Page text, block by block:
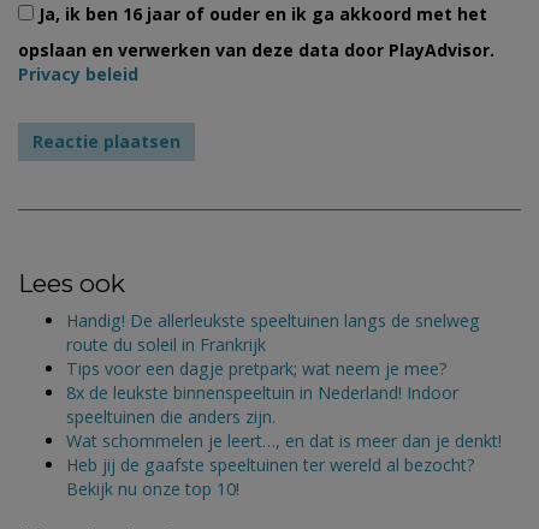
Ja, ik ben 16 jaar of ouder en ik ga akkoord met het
opslaan en verwerken van deze data door PlayAdvisor.
Privacy beleid
Lees ook
Handig! De allerleukste speeltuinen langs de snelweg
route du soleil in Frankrijk
Tips voor een dagje pretpark; wat neem je mee?
8x de leukste binnenspeeltuin in Nederland! Indoor
speeltuinen die anders zijn.
Wat schommelen je leert…, en dat is meer dan je denkt!
Heb jij de gaafste speeltuinen ter wereld al bezocht?
Bekijk nu onze top 10!